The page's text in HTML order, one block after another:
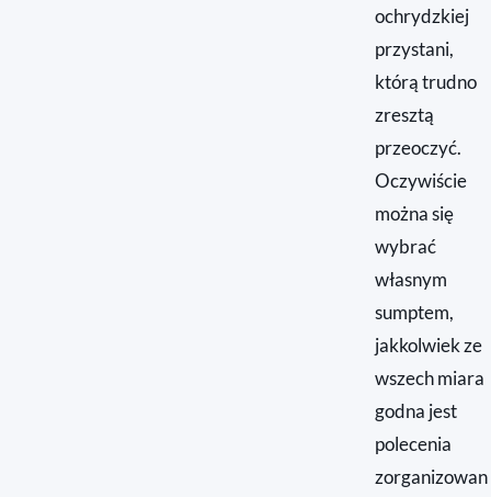
ochrydzkiej
przystani,
którą trudno
zresztą
przeoczyć.
Oczywiście
można się
wybrać
własnym
sumptem,
jakkolwiek ze
wszech miara
godna jest
polecenia
zorganizowan